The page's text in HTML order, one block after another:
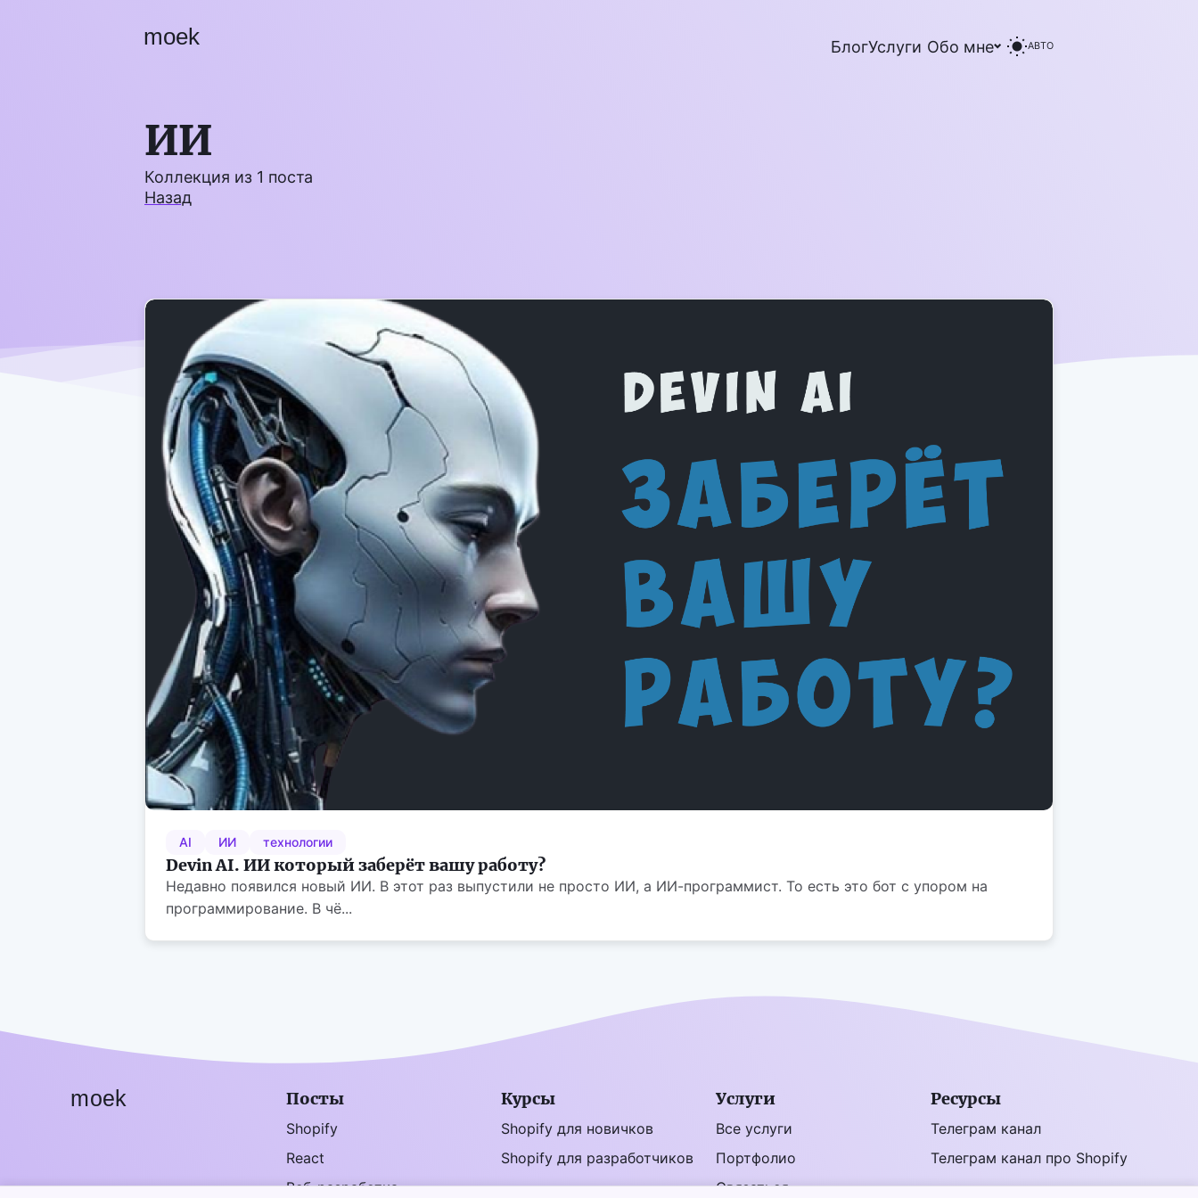
moek БлогУслуги Обо мне АВТО
ИИ
Коллекция из 1 поста
Назад
AI ИИ технологии
Devin AI. ИИ который заберёт вашу работу?
Недавно появился новый ИИ. В этот раз выпустили не просто ИИ, а ИИ-программист. То есть это бот с упором на
программирование. В чё...
moek Посты
Shopify
React
Веб-разработка
Курсы
Shopify для новичков
Shopify для разработчиков
Услуги
Все услуги
Портфолио
Связаться
Ресурсы
Телеграм канал
Телеграм канал про Shopify